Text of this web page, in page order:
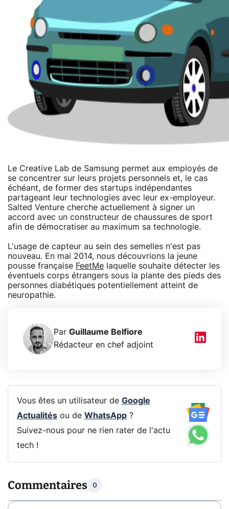
Le Creative Lab de Samsung permet aux employés de
se concentrer sur leurs projets personnels et, le cas
échéant, de former des startups indépendantes
partageant leur technologies avec leur ex-employeur.
Salted Venture cherche actuellement à signer un
accord avec un constructeur de chaussures de sport
afin de démocratiser au maximum sa technologie.
L'usage de capteur au sein des semelles n'est pas
nouveau. En mai 2014, nous découvrions la jeune
pousse française FeetMe laquelle souhaite détecter les
éventuels corps étrangers sous la plante des pieds des
personnes diabétiques potentiellement atteint de
neuropathie.
Par Guillaume Belfiore
Rédacteur en chef adjoint
Vous êtes un utilisateur de Google
Actualitésou de WhatsApp?
Suivez-nous pour ne rien rater de l'actu
tech !
Commentaires 0